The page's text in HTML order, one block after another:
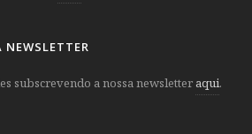
NEWSLETTER
subscrevendo a nossa newsletter aqui.